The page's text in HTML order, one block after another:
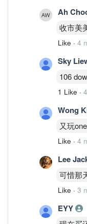
Ah
收市美
Like · 4
Sky
106
1 Like ·
Wong
又玩
Like · 4
Lee
可惜那
Like · 3
EYY